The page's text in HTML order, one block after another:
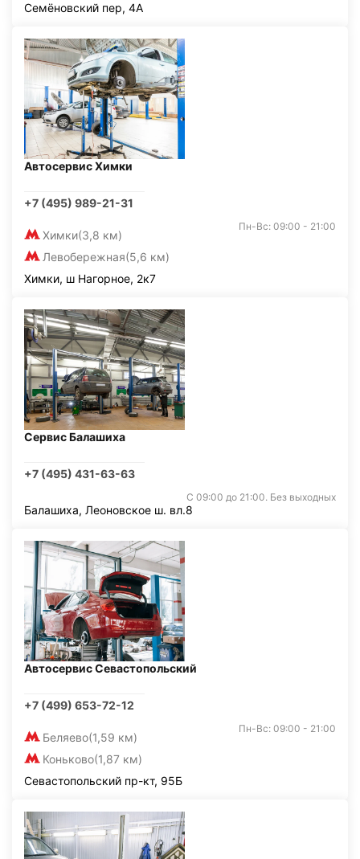
Семёновский пер, 4А
Автосервис Химки
+7 (495) 989-21-31
Химки(3,8 км)
Левобережная(5,6 км)
Пн-Вс: 09:00 - 21:00
Химки, ш Нагорное, 2к7
Сервис Балашиха
+7 (495) 431-63-63
С 09:00 до 21:00. Без выходных
Балашиха, Леоновское ш. вл.8
Автосервис Севастопольский
+7 (499) 653-72-12
Беляево(1,59 км)
Коньково(1,87 км)
Пн-Вс: 09:00 - 21:00
Севастопольский пр-кт, 95Б